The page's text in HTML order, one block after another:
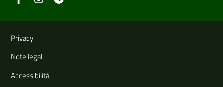
Link e informazioni utili
Privacy
Note legali
Accessibilità